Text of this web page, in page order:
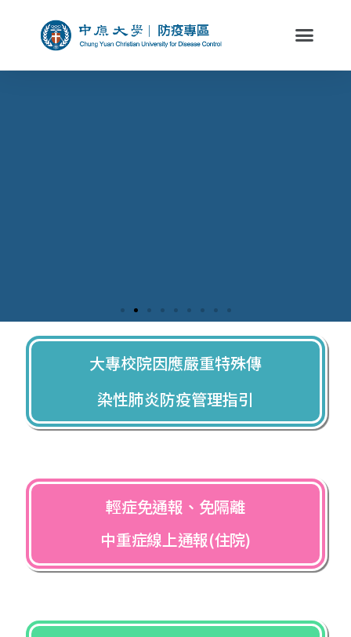
大專校院因應嚴重特殊傳
染性肺炎防疫管理指引
輕症免通報、免隔離
中重症線上通報(住院)